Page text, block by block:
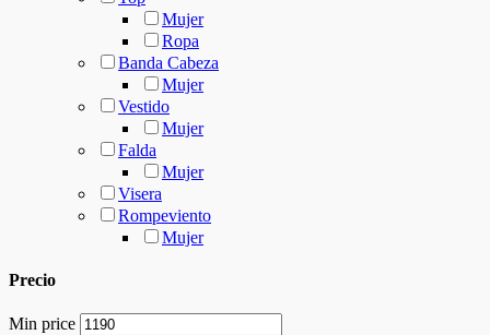
Mujer
Ropa
Banda Cabeza
Mujer
Vestido
Mujer
Falda
Mujer
Visera
Rompeviento
Mujer
Precio
Min price